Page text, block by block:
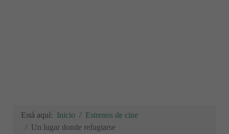
Está aquí: Inicio
Estrenos de cine
Un lugar donde refugiarse